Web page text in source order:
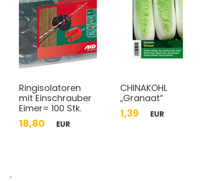
Ringisolatoren
mit Einschrauber
Eimer= 100 Stk.
18,80 EUR
CHINAKOHL
„Granaat“
1,39 EUR